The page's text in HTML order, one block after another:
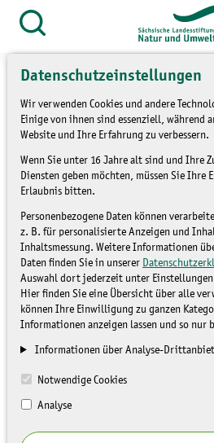
Datenschutzeinstellungen
Wir verwenden Cookies und andere
Einige von ihnen sind essenziell, während
Website und Ihre Erfahrung zu verbessern.
Wenn Sie unter 16 Jahre alt sind und Ihre
Diensten geben möchten, müssen Sie Ihre
Erlaubnis bitten.
Personenbezogene Daten können
z. B. für personalisierte Anzeigen und
Inhaltsmessung. Weitere Informationen
Daten finden Sie in unserer
Auswahl dort jederzeit unter Einstellungen
Hier finden Sie eine Übersicht über alle
können Ihre Einwilligung zu ganzen
Informationen anzeigen lassen und so nur
Informationen über Analyse-
Notwendige Cookies
Analyse
Zum
Inhalt
springen
öffnen
Archiv
Umweltmobil